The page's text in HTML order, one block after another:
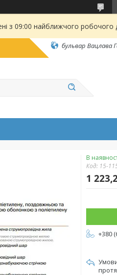
з 09:00 найближчого робочого
бульвар Вацлава
В
Код: 15-
1
+380